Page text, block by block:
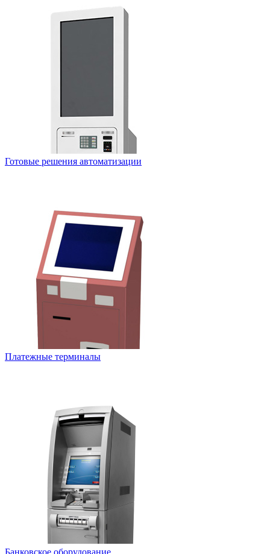
Готовые решения автоматизации
Платежные терминалы
Банковское оборудование